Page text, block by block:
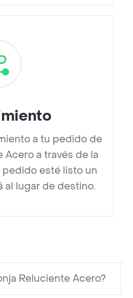
a tu pedido de
Acero a través de la
esté listo un
al lugar de destino.
Reluciente Acero?